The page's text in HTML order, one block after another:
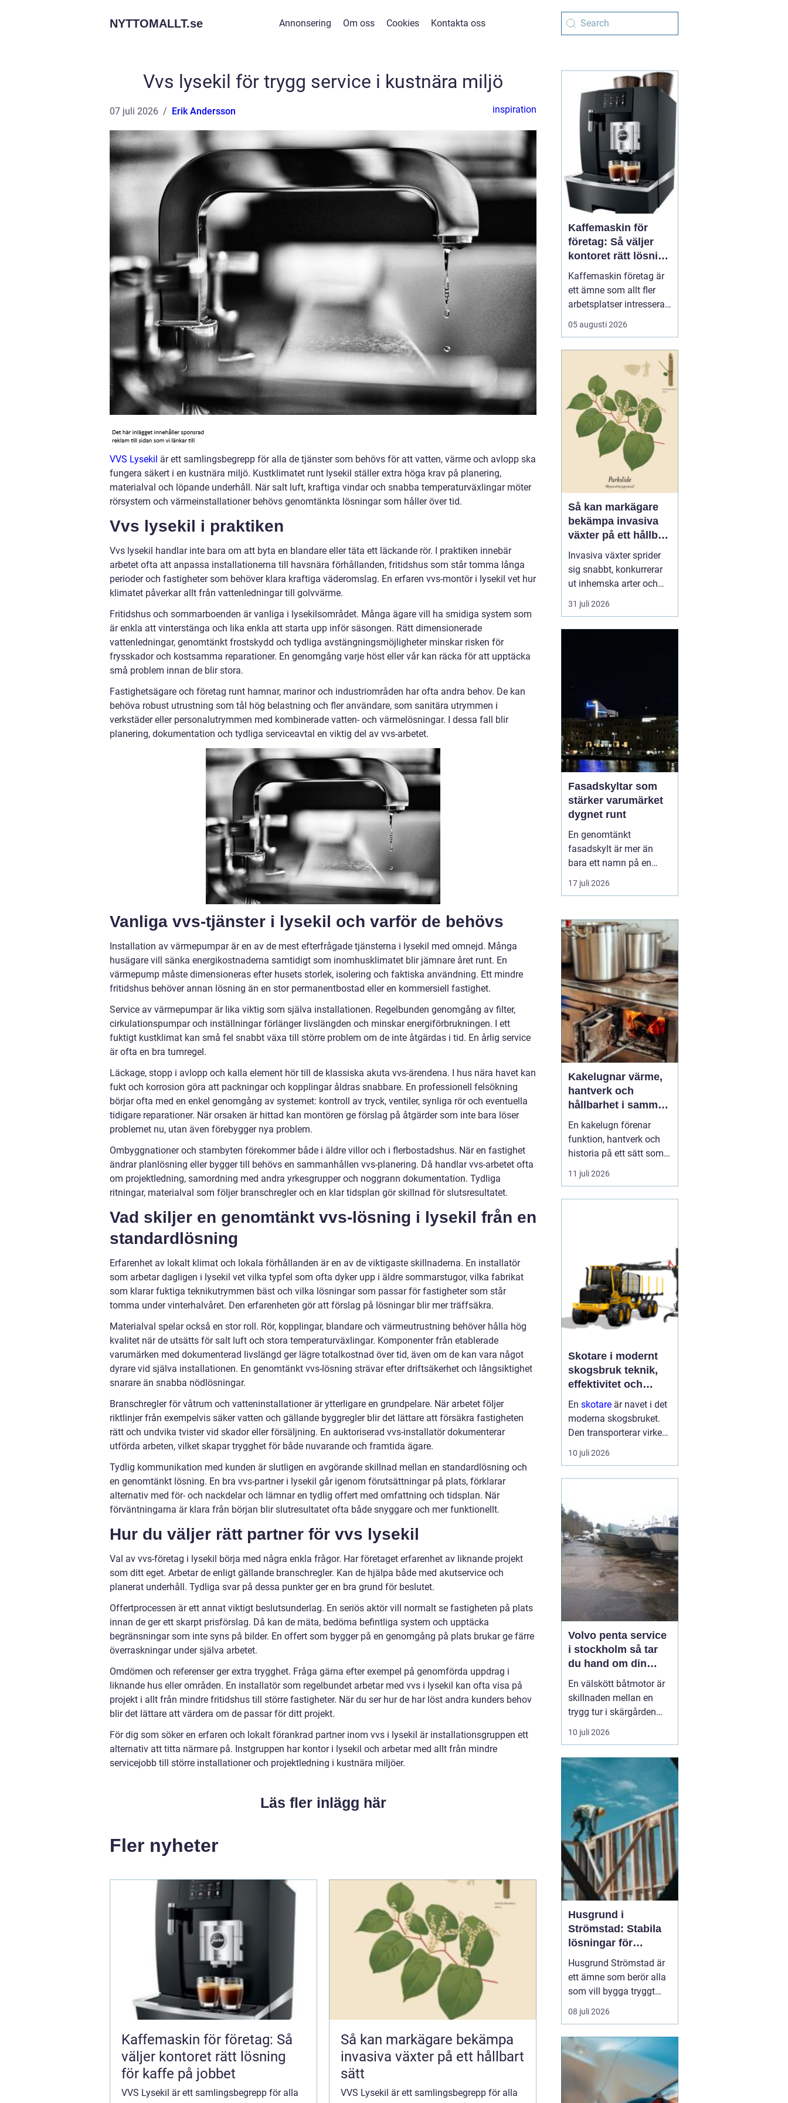
NYTTOMALLT.se Annonsering Om oss Cookies Kontakta oss
Vvs lysekil för trygg service i kustnära miljö
07 juli 2026 Erik Andersson inspiration
VVS Lysekil är ett samlingsbegrepp för alla de tjänster som behövs för att vatten, värme och avlopp ska
fungera säkert i en kustnära miljö. Kustklimatet runt lysekil ställer extra höga krav på planering,
materialval och löpande underhåll. När salt luft, kraftiga vindar och snabba temperaturväxlingar möter
rörsystem och värmeinstallationer behövs genomtänkta lösningar som håller över tid.
Vvs lysekil i praktiken
Vvs lysekil handlar inte bara om att byta en blandare eller täta ett läckande rör. I praktiken innebär
arbetet ofta att anpassa installationerna till havsnära förhållanden, fritidshus som står tomma långa
perioder och fastigheter som behöver klara kraftiga väderomslag. En erfaren vvs-montör i lysekil vet hur
klimatet påverkar allt från vattenledningar till golvvärme.
Fritidshus och sommarboenden är vanliga i lysekilsområdet. Många ägare vill ha smidiga system som
är enkla att vinterstänga och lika enkla att starta upp inför säsongen. Rätt dimensionerade
vattenledningar, genomtänkt frostskydd och tydliga avstängningsmöjligheter minskar risken för
frysskador och kostsamma reparationer. En genomgång varje höst eller vår kan räcka för att upptäcka
små problem innan de blir stora.
Fastighetsägare och företag runt hamnar, marinor och industriområden har ofta andra behov. De kan
behöva robust utrustning som tål hög belastning och fler användare, som sanitära utrymmen i
verkstäder eller personalutrymmen med kombinerade vatten- och värmelösningar. I dessa fall blir
planering, dokumentation och tydliga serviceavtal en viktig del av vvs-arbetet.
Vanliga vvs-tjänster i lysekil och varför de behövs
Installation av värmepumpar är en av de mest efterfrågade tjänsterna i lysekil med omnejd. Många
husägare vill sänka energikostnaderna samtidigt som inomhusklimatet blir jämnare året runt. En
värmepump måste dimensioneras efter husets storlek, isolering och faktiska användning. Ett mindre
fritidshus behöver annan lösning än en stor permanentbostad eller en kommersiell fastighet.
Service av värmepumpar är lika viktig som själva installationen. Regelbunden genomgång av filter,
cirkulationspumpar och inställningar förlänger livslängden och minskar energiförbrukningen. I ett
fuktigt kustklimat kan små fel snabbt växa till större problem om de inte åtgärdas i tid. En årlig service
är ofta en bra tumregel.
Läckage, stopp i avlopp och kalla element hör till de klassiska akuta vvs-ärendena. I hus nära havet kan
fukt och korrosion göra att packningar och kopplingar åldras snabbare. En professionell felsökning
börjar ofta med en enkel genomgång av systemet: kontroll av tryck, ventiler, synliga rör och eventuella
tidigare reparationer. När orsaken är hittad kan montören ge förslag på åtgärder som inte bara löser
problemet nu, utan även förebygger nya problem.
Ombyggnationer och stambyten förekommer både i äldre villor och i flerbostadshus. När en fastighet
ändrar planlösning eller bygger till behövs en sammanhållen vvs-planering. Då handlar vvs-arbetet ofta
om projektledning, samordning med andra yrkesgrupper och noggrann dokumentation. Tydliga
ritningar, materialval som följer branschregler och en klar tidsplan gör skillnad för slutsresultatet.
Vad skiljer en genomtänkt vvs-lösning i lysekil från en
standardlösning
Erfarenhet av lokalt klimat och lokala förhållanden är en av de viktigaste skillnaderna. En installatör
som arbetar dagligen i lysekil vet vilka typfel som ofta dyker upp i äldre sommarstugor, vilka fabrikat
som klarar fuktiga teknikutrymmen bäst och vilka lösningar som passar för fastigheter som står
tomma under vinterhalvåret. Den erfarenheten gör att förslag på lösningar blir mer träffsäkra.
Materialval spelar också en stor roll. Rör, kopplingar, blandare och värmeutrustning behöver hålla hög
kvalitet när de utsätts för salt luft och stora temperaturväxlingar. Komponenter från etablerade
varumärken med dokumenterad livslängd ger lägre totalkostnad över tid, även om de kan vara något
dyrare vid själva installationen. En genomtänkt vvs-lösning strävar efter driftsäkerhet och långsiktighet
snarare än snabba nödlösningar.
Branschregler för våtrum och vatteninstallationer är ytterligare en grundpelare. När arbetet följer
riktlinjer från exempelvis säker vatten och gällande byggregler blir det lättare att försäkra fastigheten
rätt och undvika tvister vid skador eller försäljning. En auktoriserad vvs-installatör dokumenterar
utförda arbeten, vilket skapar trygghet för både nuvarande och framtida ägare.
Tydlig kommunikation med kunden är slutligen en avgörande skillnad mellan en standardlösning och
en genomtänkt lösning. En bra vvs-partner i lysekil går igenom förutsättningar på plats, förklarar
alternativ med för- och nackdelar och lämnar en tydlig offert med omfattning och tidsplan. När
förväntningarna är klara från början blir slutresultatet ofta både snyggare och mer funktionellt.
Hur du väljer rätt partner för vvs lysekil
Val av vvs-företag i lysekil börja med några enkla frågor. Har företaget erfarenhet av liknande projekt
som ditt eget. Arbetar de enligt gällande branschregler. Kan de hjälpa både med akutservice och
planerat underhåll. Tydliga svar på dessa punkter ger en bra grund för beslutet.
Offertprocessen är ett annat viktigt beslutsunderlag. En seriös aktör vill normalt se fastigheten på plats
innan de ger ett skarpt prisförslag. Då kan de mäta, bedöma befintliga system och upptäcka
begränsningar som inte syns på bilder. En offert som bygger på en genomgång på plats brukar ge färre
överraskningar under själva arbetet.
Omdömen och referenser ger extra trygghet. Fråga gärna efter exempel på genomförda uppdrag i
liknande hus eller områden. En installatör som regelbundet arbetar med vvs i lysekil kan ofta visa på
projekt i allt från mindre fritidshus till större fastigheter. När du ser hur de har löst andra kunders behov
blir det lättare att värdera om de passar för ditt projekt.
För dig som söker en erfaren och lokalt förankrad partner inom vvs i lysekil är installationsgruppen ett
alternativ att titta närmare på. Instgruppen har kontor i lysekil och arbetar med allt från mindre
servicejobb till större installationer och projektledning i kustnära miljöer.
Läs fler inlägg här
Fler nyheter
Kaffemaskin för företag: Så
väljer kontoret rätt lösning
för kaffe på jobbet
VVS Lysekil är ett samlingsbegrepp för alla
Så kan markägare bekämpa
invasiva växter på ett hållbart
sätt
VVS Lysekil är ett samlingsbegrepp för alla
Kaffemaskin för
företag: Så väljer
kontoret rätt lösning
för kaffe på jobbet
Kaffemaskin företag är
ett ämne som allt fler
arbetsplatser intresserar
sig för när de vill höja
trivsel och effektivitet på
arbetsdagen, och många
medarbetare up...
05 augusti 2026
Så kan markägare
bekämpa invasiva
växter på ett hållbart
sätt
Invasiva växter sprider
sig snabbt, konkurrerar
ut inhemska arter och
kan på sikt förändra hela
ekosystem. De orsakar
man ska agera, utan
hu...
31 juli 2026
Fasadskyltar som
stärker varumärket
dygnet runt
En genomtänkt
fasadskylt är mer än
bara ett namn på en
vägg. Den fungerar som
företagets ansikte utåt,
signalerar kvalitet innan
någon ens har klivit
innanför dörren. F&o...
17 juli 2026
Kakelugnar värme,
hantverk och
hållbarhet i samma
eldstad
En kakelugn förenar
funktion, hantverk och
historia på ett sätt som
få andra
inredningsdetaljer gör.
energikostnader. I en tid
där många söker...
11 juli 2026
Skotare i modernt
skogsbruk teknik,
effektivitet och
hållbarhet
En skotare är navet i det
moderna skogsbruket.
Den transporterar virke
från avverkningsplatsen
till bilväg eller
förhållanden. Rä...
10 juli 2026
Volvo penta service
i stockholm så tar
du hand om din
båtmotor på rätt sätt
En välskött båtmotor är
skillnaden mellan en
trygg tur i skärgården
och en sommar fylld av
ofrivilliga stopp. Många
Stockholmsområdet
använder Volvo Penta,
just eftersom motorerna
är driftsäkra och
anpassade för nordiska
förhållanden. Men ...
10 juli 2026
Husgrund i
Strömstad: Stabila
lösningar för
boende vid kusten
Husgrund Strömstad är
ett ämne som berör alla
som vill bygga tryggt
och långsiktigt nära
havet. Närheten till
och bergig terräng ställer
höga krav på både p...
08 juli 2026